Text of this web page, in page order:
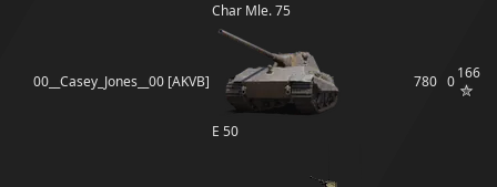
Char Mle. 75
00__Casey_Jones__00 [AKVB]
E 50
780 0166